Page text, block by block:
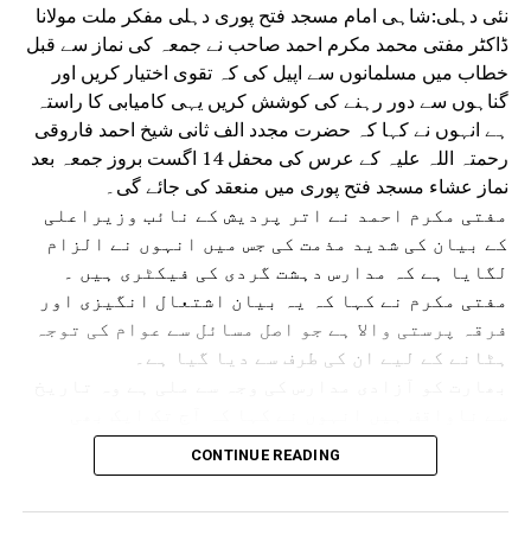
RELATED TOPICS:
THE DELHI-NCR REGIONAL PLAN 2041 IS BEING PREPARED
UP
دہلی پولیس میں بڑے پیمانے پرردوبدل، 3,133 کانسٹیبل اور
ہیڈ کانسٹیبلوں کاہوا تبادلہ
DON'T MISS
ڈی ٹی سی بسوں پرتعینات ہوں گی خواتین پولیس، ہر
ضلع میں ہوگا خواتین تھانہ
نئی دہلی:شاہی امام مسجد فتح پوری دہلی مفکر ملت مولانا
ڈاکٹر مفتی محمد مکرم احمد صاحب نے جمعہ کی نماز سے قبل
خطاب میں مسلمانوں سے اپیل کی کہ تقوی اختیار کریں اور
گناہوں سے دور رہنے کی کوشش کریں یہی کامیابی کا راستہ
ہے انہوں نے کہا کہ حضرت مجدد الف ثانی شیخ احمد فاروقی
رحمتہ اللہ علیہ کے عرس کی محفل 14 اگست بروز جمعہ بعد
نماز عشاء مسجد فتح پوری میں منعقد کی جائے گی۔
مفتی مکرم احمد نے اتر پردیش کے نائب وزیراعلی
کے بیان کی شدید مذمت کی جس میں انہوں نے الزام
لگایا ہے کہ مدارس دہشت گردی کی فیکٹری ہیں ۔
مفتی مکرم نے کہا کہ یہ بیان اشتعال انگیزی اور
فرقہ پرستی والا ہے جو اصل مسائل سے عوام کی توجہ
ہٹانے کے لیے ان کی طرف سے دیا گیا ہے۔
مدرسہ میں دہشت گردی کا ثبوت نہیں ملا ہے بہت عرصے
سے مدارس پر یہ الزام لگایا جاتا رہا ہے جس کا
CONTINUE READING